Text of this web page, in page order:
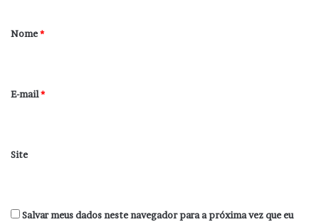
r
*
Nome*
E-mail*
Site
Salvar meus dados neste navegador para a próxima vez que eu